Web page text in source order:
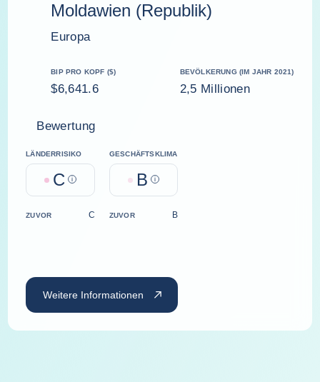
Moldawien (Republik)
Europa
BIP PRO KOPF ($)
$6,641.6
BEVÖLKERUNG (IM JAHR 2021)
2,5 Millionen
Bewertung
LÄNDERRISIKO
C Help
GESCHÄFTSKLIMA
B Help
ZUVOR C ZUVOR B
Weitere Informationen